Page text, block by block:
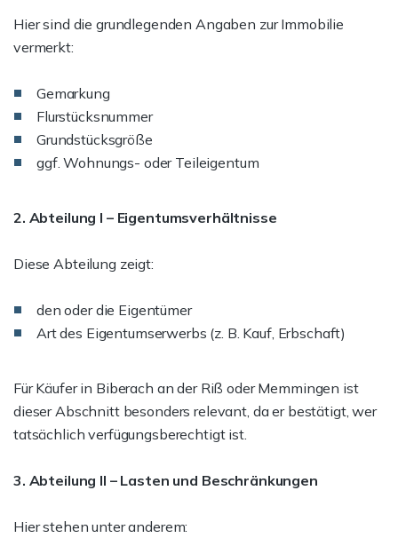
Hier sind die grundlegenden Angaben zur Immobilie
vermerkt:
Gemarkung
Flurstücksnummer
Grundstücksgröße
ggf. Wohnungs- oder Teileigentum
2. Abteilung I – Eigentumsverhältnisse
Diese Abteilung zeigt:
den oder die Eigentümer
Art des Eigentumserwerbs (z. B. Kauf, Erbschaft)
Für Käufer in Biberach an der Riß oder Memmingen ist
dieser Abschnitt besonders relevant, da er bestätigt, wer
tatsächlich verfügungsberechtigt ist.
3. Abteilung II – Lasten und Beschränkungen
Hier stehen unter anderem: